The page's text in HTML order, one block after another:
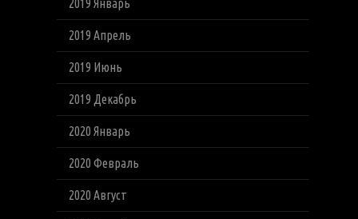
2019 Январь
2019 Апрель
2019 Июнь
2019 Декабрь
2020 Январь
2020 Февраль
2020 Август